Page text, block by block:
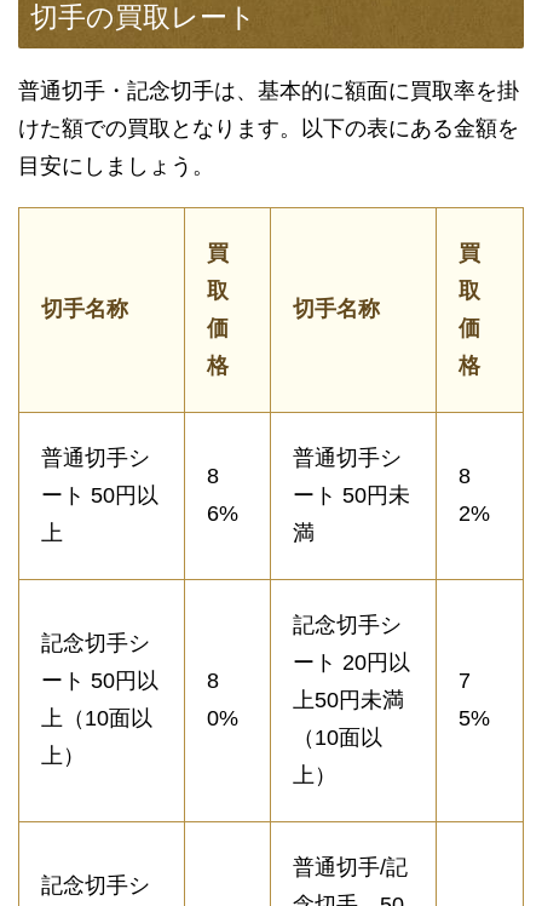
切手の買取レート
普通切手・記念切手は、基本的に額面に買取率を掛
けた額での買取となります。以下の表にある金額を
目安にしましょう。
切手名称
買
取
価
格
切手名称
買
取
価
格
普通切手シ
ート 50円以
上
8
6%
普通切手シ
ート 50円未
満
8
2%
記念切手シ
ート 50円以
上（10面以
上）
8
0%
記念切手シ
ート 20円以
上50円未満
（10面以
上）
7
5%
記念切手シ
普通切手/記